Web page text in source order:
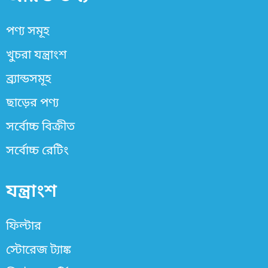
পণ্য সমূহ
খুচরা যন্ত্রাংশ
ব্র্যান্ডসমূহ
ছাড়ের পণ্য
সর্বোচ্চ বিক্রীত
সর্বোচ্চ রেটিং
যন্ত্রাংশ
ফিল্টার
স্টোরেজ ট্যাঙ্ক